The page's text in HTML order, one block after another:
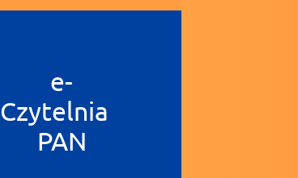
e-
Czytelnia
PAN